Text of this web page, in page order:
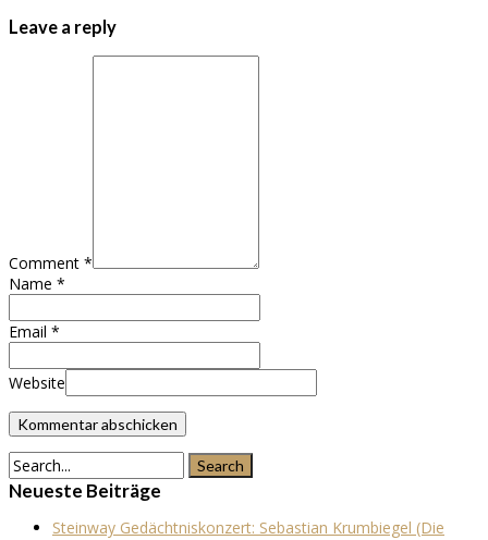
Leave a reply
Comment *
Name *
Email *
Website
Neueste Beiträge
Steinway Gedächtniskonzert: Sebastian Krumbiegel (Die